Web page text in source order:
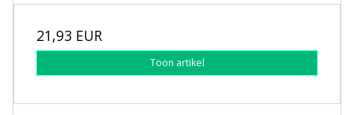
21,93 EUR
Toon artikel